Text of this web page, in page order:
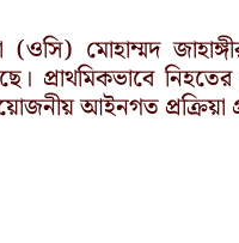
(ওসি) মোহাম্মদ
প্রাথমিকভাবে
আইনগত প্রক্রিয়া